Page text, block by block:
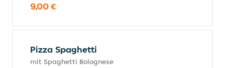
9,00 €
Pizza Spaghetti
mit Spaghetti Bolognese